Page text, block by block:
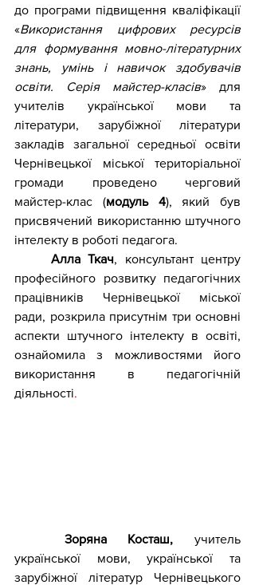
до програми підвищення кваліфікації
«Використання цифрових ресурсів
для формування мовно-літературних
знань, умінь і навичок здобувачів
освіти. Серія майстер-класів» для
учителів української мови та
літератури, зарубіжної літератури
закладів загальної середньої освіти
Чернівецької міської територіальної
громади
проведено черговий
майстер-клас (модуль 4), який був
присвячений використанню штучного
інтелекту в роботі педагога.
Алла Ткач, консультант центру
професійного розвитку педагогічних
працівників Чернівецької міської
ради, розкрила присутнім три основні
аспекти штучного інтелекту в освіті,
ознайомила з можливостями його
використання в педагогічній
діяльності.
Зоряна Косташ, учитель
української мови, української та
зарубіжної літератур Чернівецького